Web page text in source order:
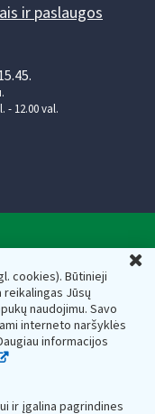
cookies). Būtinieji
Jūsų
naudojimu. Savo
interneto naršyklės
informacijos
ir įgalina pagrindines
ir paslaugos
- 12.00 val.
Lietuva, el.paštas:
prie Lietuvos
Juridinių